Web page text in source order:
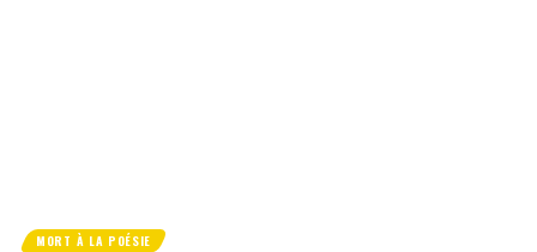
MORT À LA POÉSIE